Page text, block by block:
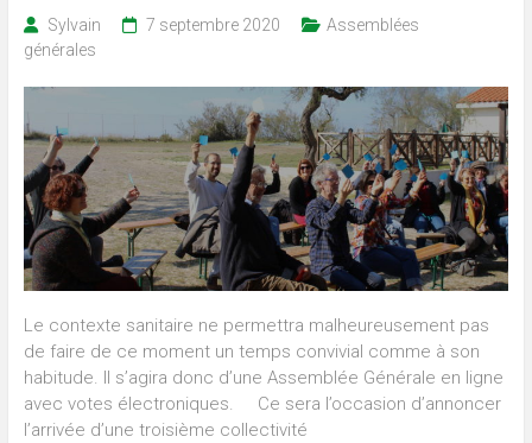
Sylvain 7 septembre 2020
Assemblées
générales
Le contexte sanitaire ne permettra malheureusement pas
de faire de ce moment un temps convivial comme à son
habitude. Il s’agira donc d’une Assemblée Générale en ligne
avec votes électroniques. Ce sera l’occasion d’annoncer
l’arrivée d’une troisième collectivité